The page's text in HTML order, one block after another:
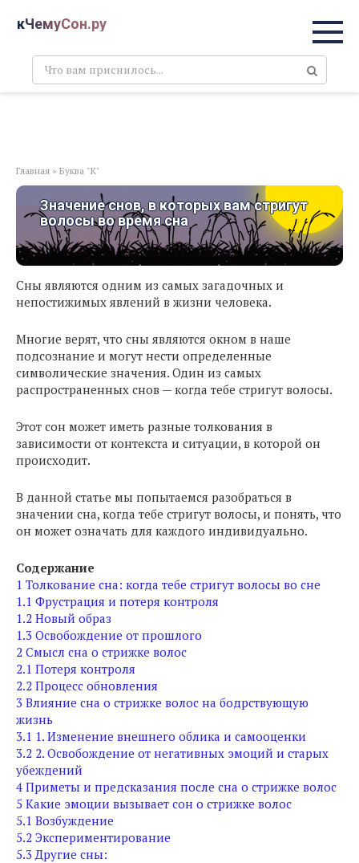
кЧемуСон.ру
Поиск:
Главная » Буква "К"
Значение снов, в которых вам стригут
волосы во время сна
Сны являются одним из самых загадочных и
непостижимых явлений в жизни человека.
Многие верят, что сны являются окном в наше
подсознание и могут нести определенные
символические значения. Один из самых
распространенных снов — когда тебе стригут волосы.
Этот сон может иметь разные толкования в
зависимости от контекста и ситуации, в которой он
происходит.
В данной статье мы попытаемся разобраться в
значении сна, когда тебе стригут волосы, и понять, что
он может означать для каждого индивидуально.
Содержание
1 Толкование сна: когда тебе стригут волосы во сне
1.1 Фрустрация и потеря контроля
1.2 Новый образ
1.3 Освобождение от прошлого
2 Смысл сна о стрижке волос
2.1 Потеря контроля
2.2 Процесс обновления
3 Влияние сна о стрижке волос на бодрствующую
жизнь
3.1 1. Изменение внешнего облика и самооценки
3.2 2. Освобождение от негативных эмоций и старых
убеждений
4 Приметы и предсказания после сна о стрижке волос
5 Какие эмоции вызывает сон о стрижке волос
5.1 Возбуждение
5.2 Экспериментирование
5.3 Другие сны: